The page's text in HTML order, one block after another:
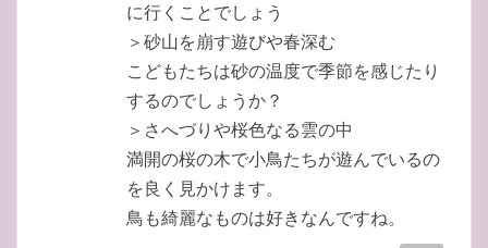
に行くことでしょう
＞砂山を崩す遊びや春深む
こどもたちは砂の温度で季節を感じたり
するのでしょうか？
＞さへづりや桜色なる雲の中
満開の桜の木で小鳥たちが遊んでいるの
を良く見かけます。
鳥も綺麗なものは好きなんですね。